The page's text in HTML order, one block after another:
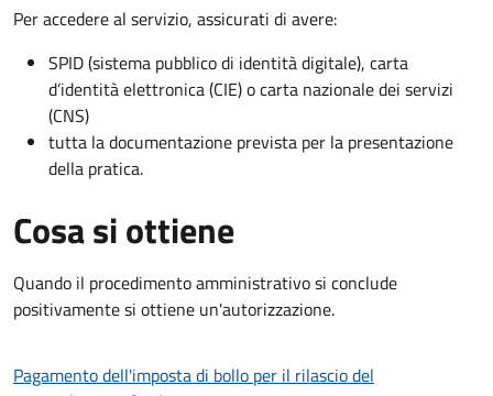
Per accedere al servizio, assicurati di avere:
SPID (sistema pubblico di identità digitale), carta
d’identità elettronica (CIE) o carta nazionale dei servizi
(CNS)
tutta la documentazione prevista per la presentazione
della pratica.
Cosa si ottiene
Quando il procedimento amministrativo si conclude
positivamente si ottiene un'autorizzazione.
Pagamento dell'imposta di bollo per il rilascio del